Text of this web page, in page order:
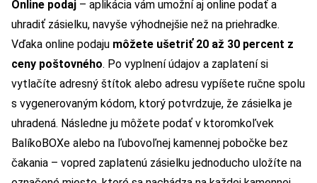
Online podaj – aplikácia vám umožní aj online podať a
uhradiť zásielku, navyše výhodnejšie než na priehradke.
Vďaka online podaju môžete ušetriť 20 až 30 percent z
ceny poštovného. Po vyplnení údajov a zaplatení si
vytlačíte adresný štítok alebo adresu vypíšete ručne spolu
s vygenerovaným kódom, ktorý potvrdzuje, že zásielka je
uhradená. Následne ju môžete podať v ktoromkoľvek
BalíkoBOXe alebo na ľubovoľnej kamennej pobočke bez
čakania – vopred zaplatenú zásielku jednoducho uložíte na